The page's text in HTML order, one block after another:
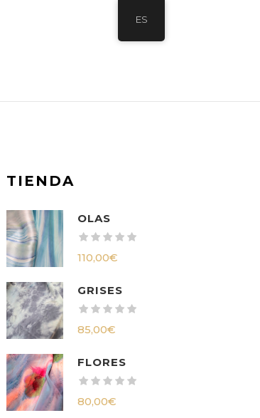
TIENDA
OLAS
110,00€
GRISES
85,00€
FLORES
80,00€
ES